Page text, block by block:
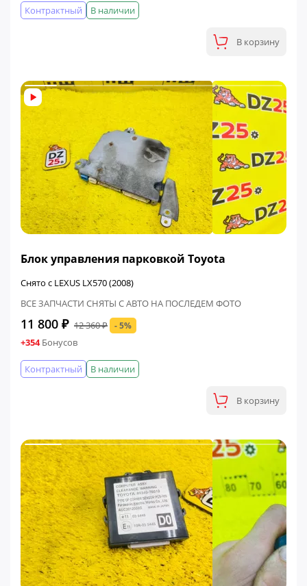
В наличии
Контрактный
В корзину
Блок управления парковкой Toyota
Снято с LEXUS LX570 (2008)
ВСЕ ЗАПЧАСТИ СНЯТЫ С АВТО НА ПОСЛЕДЕМ ФОТО
11 800 ₽ 12 360 ₽ - 5%
+354Бонусов
В наличии
Контрактный
В корзину